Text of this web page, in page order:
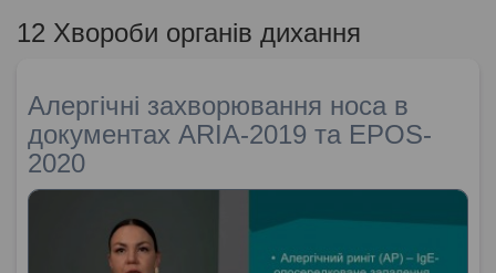
12 Хвороби органів дихання
Алергічні захворювання носа в
документах ARIA-2019 та EPOS-
2020